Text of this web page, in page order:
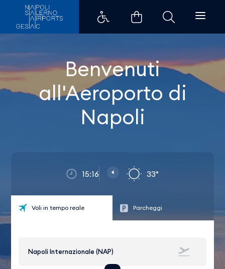
Home - Aeroporti di Napoli
Benvenuti
all'Aeroporto di
Napoli
Voli in tempo reale Parcheggi
15:16 33°